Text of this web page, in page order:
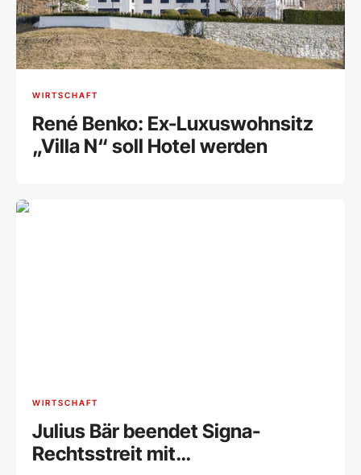
WIRTSCHAFT
René Benko: Ex-Luxuswohnsitz
„Villa N“ soll Hotel werden
WIRTSCHAFT
Julius Bär beendet Signa-
Rechtsstreit mit